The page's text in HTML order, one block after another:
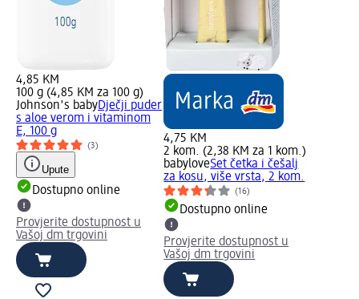
4,85 KM
100 g (4,85 KM za 100 g)
Johnson's babyDječji puder
s aloe verom i vitaminom
E, 100 g
(3)
Upute
Dostupno online
Provjerite dostupnost u
Vašoj dm trgovini
4,75 KM
2 kom. (2,38 KM za 1 kom.)
babyloveSet četka i češalj
za kosu, više vrsta, 2 kom.
(16)
Dostupno online
Provjerite dostupnost u
Vašoj dm trgovini